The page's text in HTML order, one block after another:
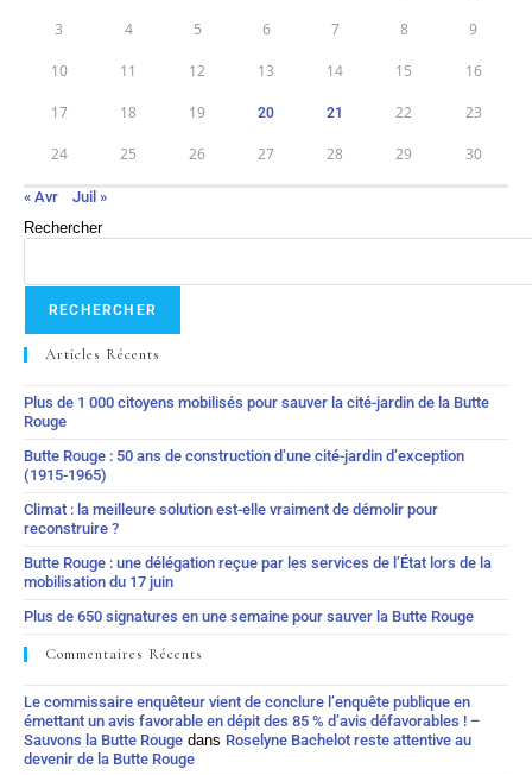
3 4 5 6 7 8 9
10 11 12 13 14 15 16
17 18 19 20 21 22 23
24 25 26 27 28 29 30
« Avr
Juil »
Rechercher
RECHERCHER
Articles Récents
Plus de 1 000 citoyens mobilisés pour sauver la cité-jardin de la Butte
Rouge
Butte Rouge : 50 ans de construction d’une cité-jardin d’exception
(1915-1965)
Climat : la meilleure solution est-elle vraiment de démolir pour
reconstruire ?
Butte Rouge : une délégation reçue par les services de l’État lors de la
mobilisation du 17 juin
Plus de 650 signatures en une semaine pour sauver la Butte Rouge
Commentaires Récents
Le commissaire enquêteur vient de conclure l’enquête publique en
émettant un avis favorable en dépit des 85 % d’avis défavorables ! –
Sauvons la Butte Rouge dans Roselyne Bachelot reste attentive au
devenir de la Butte Rouge